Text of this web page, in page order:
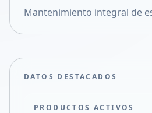
Compartir en X
Mantenimiento integral de
DATOS DESTACADOS
PRODUCTOS ACTIVOS